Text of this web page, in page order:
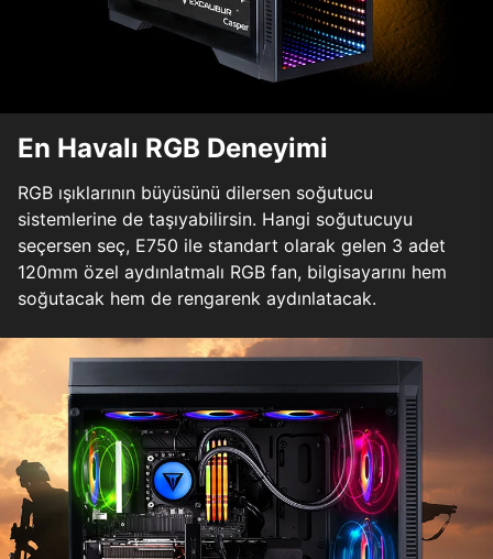
En Havalı RGB Deneyimi
RGB ışıklarının büyüsünü dilersen soğutucu
sistemlerine de taşıyabilirsin. Hangi soğutucuyu
seçersen seç, E750 ile standart olarak gelen 3 adet
120mm özel aydınlatmalı RGB fan, bilgisayarını hem
soğutacak hem de rengarenk aydınlatacak.